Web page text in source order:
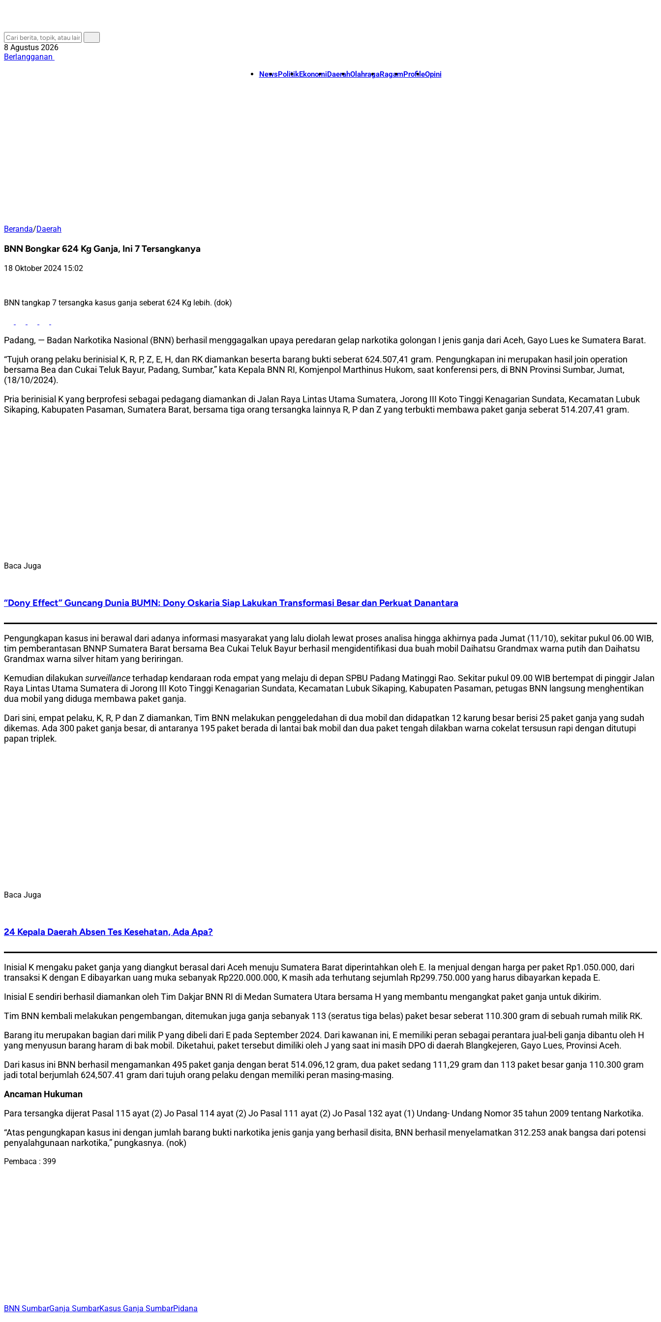
8 Agustus 2026
Berlangganan
News PolitikEkonomi DaerahOlahragaRagamProfileOpini
Beranda/Daerah
BNN Bongkar 624 Kg Ganja, Ini 7 Tersangkanya
18 Oktober 2024 15:02
BNN tangkap 7 tersangka kasus ganja seberat 624 Kg lebih. (dok)
Padang, — Badan Narkotika Nasional (BNN) berhasil menggagalkan upaya peredaran gelap narkotika golongan I jenis ganja dari Aceh, Gayo Lues ke Sumatera Barat.
“Tujuh orang pelaku berinisial K, R, P, Z, E, H, dan RK diamankan beserta barang bukti seberat 624.507,41 gram. Pengungkapan ini merupakan hasil join operation
bersama Bea dan Cukai Teluk Bayur, Padang, Sumbar,” kata Kepala BNN RI, Komjenpol Marthinus Hukom, saat konferensi pers, di BNN Provinsi Sumbar, Jumat,
(18/10/2024).
Pria berinisial K yang berprofesi sebagai pedagang diamankan di Jalan Raya Lintas Utama Sumatera, Jorong III Koto Tinggi Kenagarian Sundata, Kecamatan Lubuk
Sikaping, Kabupaten Pasaman, Sumatera Barat, bersama tiga orang tersangka lainnya R, P dan Z yang terbukti membawa paket ganja seberat 514.207,41 gram.
Baca Juga
“Dony Effect” Guncang Dunia BUMN: Dony Oskaria Siap Lakukan Transformasi Besar dan Perkuat Danantara
Pengungkapan kasus ini berawal dari adanya informasi masyarakat yang lalu diolah lewat proses analisa hingga akhirnya pada Jumat (11/10), sekitar pukul 06.00 WIB,
tim pemberantasan BNNP Sumatera Barat bersama Bea Cukai Teluk Bayur berhasil mengidentifikasi dua buah mobil Daihatsu Grandmax warna putih dan Daihatsu
Grandmax warna silver hitam yang beriringan.
Kemudian dilakukan surveillanceterhadap kendaraan roda empat yang melaju di depan SPBU Padang Matinggi Rao. Sekitar pukul 09.00 WIB bertempat di pinggir Jalan
Raya Lintas Utama Sumatera di Jorong III Koto Tinggi Kenagarian Sundata, Kecamatan Lubuk Sikaping, Kabupaten Pasaman, petugas BNN langsung menghentikan
dua mobil yang diduga membawa paket ganja.
Dari sini, empat pelaku, K, R, P dan Z diamankan, Tim BNN melakukan penggeledahan di dua mobil dan didapatkan 12 karung besar berisi 25 paket ganja yang sudah
dikemas. Ada 300 paket ganja besar, di antaranya 195 paket berada di lantai bak mobil dan dua paket tengah dilakban warna cokelat tersusun rapi dengan ditutupi
papan triplek.
Baca Juga
24 Kepala Daerah Absen Tes Kesehatan, Ada Apa?
Inisial K mengaku paket ganja yang diangkut berasal dari Aceh menuju Sumatera Barat diperintahkan oleh E. Ia menjual dengan harga per paket Rp1.050.000, dari
transaksi K dengan E dibayarkan uang muka sebanyak Rp220.000.000, K masih ada terhutang sejumlah Rp299.750.000 yang harus dibayarkan kepada E.
Inisial E sendiri berhasil diamankan oleh Tim Dakjar BNN RI di Medan Sumatera Utara bersama H yang membantu mengangkat paket ganja untuk dikirim.
Tim BNN kembali melakukan pengembangan, ditemukan juga ganja sebanyak 113 (seratus tiga belas) paket besar seberat 110.300 gram di sebuah rumah milik RK.
Barang itu merupakan bagian dari milik P yang dibeli dari E pada September 2024. Dari kawanan ini, E memiliki peran sebagai perantara jual-beli ganja dibantu oleh H
yang menyusun barang haram di bak mobil. Diketahui, paket tersebut dimiliki oleh J yang saat ini masih DPO di daerah Blangkejeren, Gayo Lues, Provinsi Aceh.
Dari kasus ini BNN berhasil mengamankan 495 paket ganja dengan berat 514.096,12 gram, dua paket sedang 111,29 gram dan 113 paket besar ganja 110.300 gram
jadi total berjumlah 624,507.41 gram dari tujuh orang pelaku dengan memiliki peran masing-masing.
Ancaman Hukuman
Para tersangka dijerat Pasal 115 ayat (2) Jo Pasal 114 ayat (2) Jo Pasal 111 ayat (2) Jo Pasal 132 ayat (1) Undang- Undang Nomor 35 tahun 2009 tentang Narkotika.
“Atas pengungkapan kasus ini dengan jumlah barang bukti narkotika jenis ganja yang berhasil disita, BNN berhasil menyelamatkan 312.253 anak bangsa dari potensi
penyalahgunaan narkotika,” pungkasnya. (nok)
Pembaca : 399
BNN SumbarGanja SumbarKasus Ganja SumbarPidana